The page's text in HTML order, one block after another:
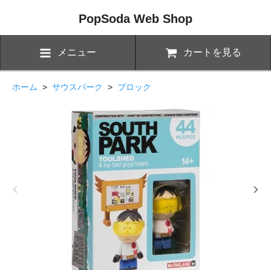
PopSoda Web Shop
メニュー カートを見る
ホーム > サウスパーク > ブロック